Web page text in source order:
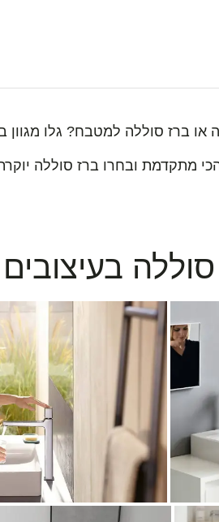
ברז סוללה למטבח? גלו מגוון
מתקדמת ובחרו ברז סוללה
סוללה